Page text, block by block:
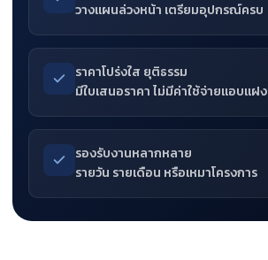
วางแผนล่วงหน้า เตรียมอุปกรณ์ครบ
ราคาโปร่งใส ยุติธรรม
มีใบเสนอราคา ไม่มีค่าใช้จ่ายแอบแฝง
รองรับงานหลากหลาย
รายวัน รายเดือน หรือเหมาโครงการ